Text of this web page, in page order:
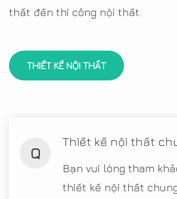
thất đến thi công nội thất.
THIẾT KẾ NỘI THẤT
Q
Thiết kế nội thất
Bạn vui lòng tham
thiết kế nội thất